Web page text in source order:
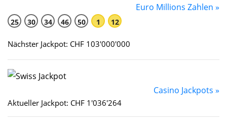
Euro Millions Zahlen »
25 30 34 46 50 1 12
Nächster Jackpot: CHF 103'000'000
Casino Jackpots »
Aktueller Jackpot: CHF 1'036'264